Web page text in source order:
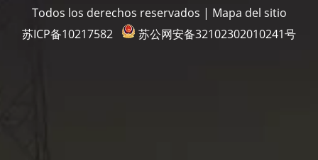
Todos los derechos reservados | Mapa del sitio
苏ICP备10217582
苏公网安备32102302010241号